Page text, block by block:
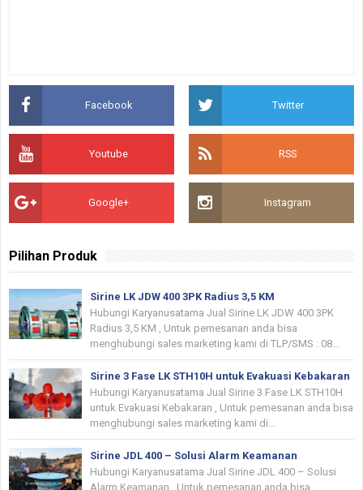
Facebook Twitter
Youtube RSS
Google+ Instagram
Pilihan Produk
Sirine LK JDW 400 3PK Radius 3,5 KM
Hubungi Karyanusatama Jual Sirine LK JDW 400 3PK
Radius 3,5 KM , Untuk pemesanan anda bisa
menghubungi sales marketing kami di TLP/SMS : 08...
Sirine 3 Fase LK STH10H untuk Evakuasi Kebakaran
Hubungi Karyanusatama Jual Sirine 3 Fase LK STH10H
untuk Evakuasi Kebakaran , Untuk pemesanan anda bisa
menghubungi sales marketing kami di...
Sirine JDL 400 – Solusi Alarm Keamanan
Hubungi Karyanusatama Jual Sirine JDL 400 – Solusi
Alarm Keamanan , Untuk pemesanan anda bisa